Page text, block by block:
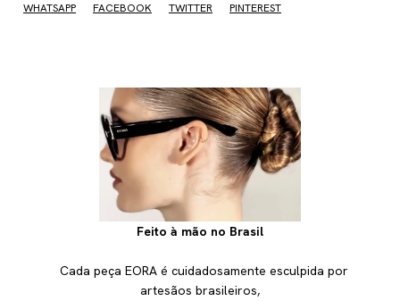
WHATSAPP FACEBOOK TWITTER PINTEREST
Feito à mão no Brasil
Cada peça EORA é cuidadosamente esculpida por
artesãos brasileiros,